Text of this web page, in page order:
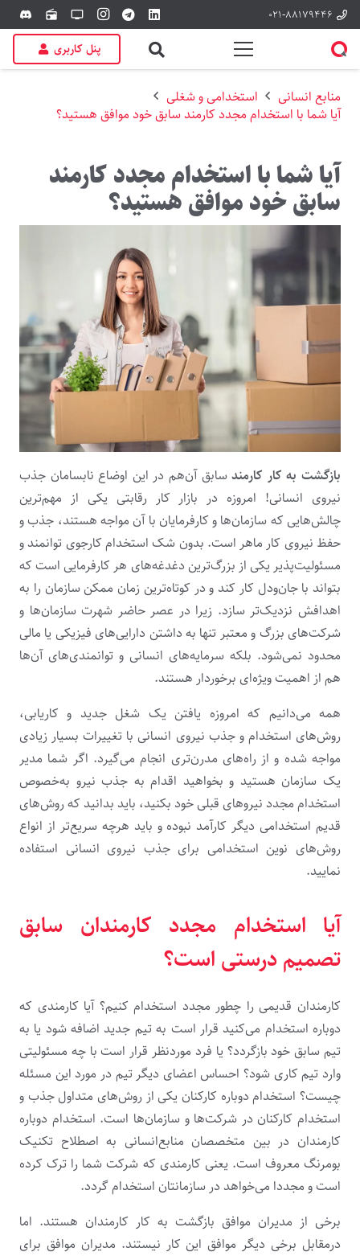
۰۲۱-۸۸۱۷۹۴۴۶ tv
radio
discord
پنل کاربری
منابع انسانی
استخدامی و شغلی
آیا شما با استخدام مجدد کارمند سابق خود موافق هستید؟
آیا شما با استخدام مجدد کارمند
سابق خود موافق هستید؟
بازگشت به کار کارمندسابق آن‌هم در این اوضاع نابسامان جذب
نیروی انسانی! امروزه در بازار کار رقابتی یکی از مهم‌ترین
چالش‌هایی که سازمان‌ها و کارفرمایان با آن مواجه هستند، جذب و
حفظ نیروی کار ماهر است. بدون‌ شک استخدام کارجوی توانمند و
مسئولیت‌پذیر یکی از بزرگ‌ترین دغدغه‌های هر کارفرمایی است که
بتواند با جان‌ودل کار کند و در کوتاه‌ترین زمان ممکن سازمان را به
اهدافش نزدیک‌تر سازد. زیرا در عصر حاضر شهرت سازمان‌ها و
شرکت‌های بزرگ و معتبر تنها به داشتن دارایی‌های فیزیکی یا مالی
محدود نمی‌شود. بلکه سرمایه‌های انسانی و توانمندی‌های آن‌ها
هم از اهمیت ویژه‌ای برخوردار هستند.
همه می‌دانیم که امروزه یافتن یک شغل جدید و کاریابی،
روش‌های استخدام و جذب نیروی انسانی با تغییرات بسیار زیادی
مواجه شده و از راه‌های مدرن‌تری انجام می‌گیرد. اگر شما مدیر
یک سازمان هستید و بخواهید اقدام به جذب نیرو به‌خصوص
استخدام مجدد نیروهای قبلی خود بکنید، باید بدانید که روش‌های
قدیم استخدامی دیگر کارآمد نبوده و باید هرچه سریع‌تر از انواع
روش‌های نوین استخدامی برای جذب نیروی انسانی استفاده
نمایید.
آیا استخدام مجدد کارمندان سابق
تصمیم درستی است؟
کارمندان قدیمی را چطور مجدد استخدام کنیم؟ آیا کارمندی که
دوباره استخدام می‌کنید قرار است به تیم جدید اضافه شود یا به
تیم سابق خود باز‌گردد؟ یا فرد موردنظر قرار است با چه مسئولیتی
وارد تیم کاری شود؟ احساس اعضای دیگر تیم در مورد این مسئله
چیست؟ استخدام دوباره کارکنان یکی از روش‌های متداول جذب و
استخدام کارکنان در شرکت‌ها و سازمان‌ها است. استخدام دوباره
کارمندان در بین متخصصان منابع‌انسانی به اصطلاح تکنیک
بومرنگ معروف است. یعنی کارمندی که شرکت شما را ترک کرده
است و مجددا می‌خواهد در سازمانتان استخدام گردد.
برخی از مدیران موافق بازگشت به کار کارمندان هستند. اما
درمقابل برخی دیگر موافق این‌ کار نیستند. مدیران موافق برای